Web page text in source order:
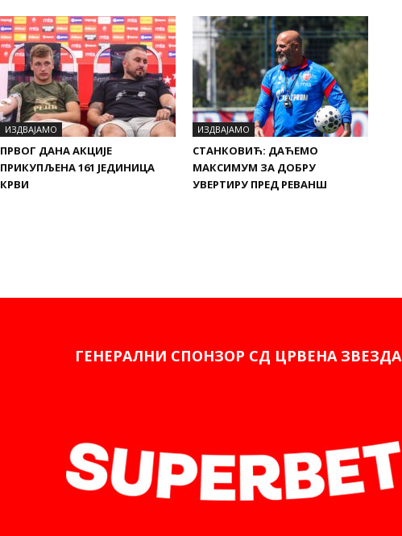
ИЗДВАЈАМО
ПРВОГ ДАНА АКЦИЈЕ
ПРИКУПЉЕНА 161 ЈЕДИНИЦА
КРВИ
ИЗДВАЈАМО
СТАНКОВИЋ: ДАЋЕМО
МАКСИМУМ ЗА ДОБРУ
УВЕРТИРУ ПРЕД РЕВАНШ
ГЕНЕРАЛНИ СПОНЗОР СД ЦРВЕНА ЗВЕЗДА